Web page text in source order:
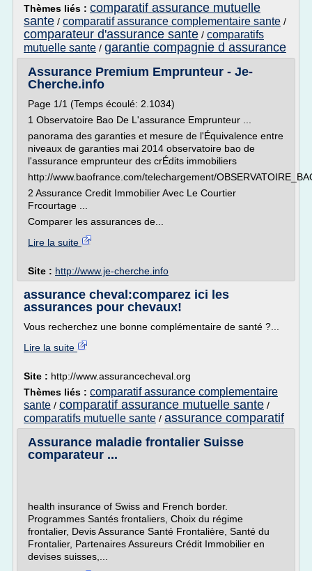
Thèmes liés : comparatif assurance mutuelle
sante / comparatif assurance complementaire sante /
comparateur d'assurance sante / comparatifs
mutuelle sante / garantie compagnie d assurance
Assurance Premium Emprunteur - Je-
Cherche.info
Page 1/1 (Temps écoulé: 2.1034)
1 Observatoire Bao De L'assurance Emprunteur ...
panorama des garanties et mesure de l'Équivalence entre
niveaux de garanties mai 2014 observatoire bao de
l'assurance emprunteur des crÉdits immobiliers
http://www.baofrance.com/telechargement/
2 Assurance Credit Immobilier Avec Le Courtier
Frcourtage ...
Comparer les assurances de...
Lire la suite
Site : http://www.je-cherche.info
assurance cheval:comparez ici les
assurances pour chevaux!
Vous recherchez une bonne complémentaire de santé ?...
Lire la suite
Site : http://www.assurancecheval.org
Thèmes liés : comparatif assurance complementaire
sante / comparatif assurance mutuelle sante /
comparatifs mutuelle sante / assurance comparatif
Assurance maladie frontalier Suisse
comparateur ...
health insurance of Swiss and French border.
Programmes Santés frontaliers, Choix du régime
frontalier, Devis Assurance Santé Frontalière, Santé du
Frontalier, Partenaires Assureurs Crédit Immobilier en
devises suisses,...